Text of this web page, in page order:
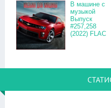
В машине с
музыкой
Выпуск
#257,258
(2022) FLAC